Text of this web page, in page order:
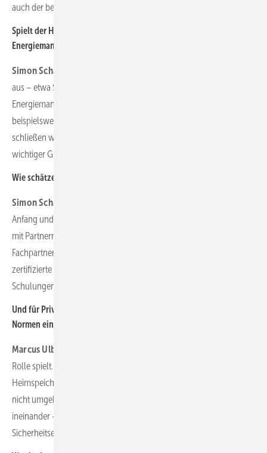
auch der beste Schutzmechanismus nichts mehr verhindern.
Spielt der Hersteller des Wechselrichters oder
Energiemanagementsystems eine Rolle für die Sicherheit?
Simon Schandert:
aus – etwa SMA oder Siemens – und liefern oft das
Energiemanagement gleich mit. Systeme mit hohen Risiken,
beispielsweise aus Ländern mit anderer Datenschutzkultur,
schließen wir bewusst aus. Natürlich ist das keine Garantie, aber ein
wichtiger Grundstein für ein sicheres Gesamtsystem.
Wie schätzen Sie den allgemeinen Reifegrad im Markt ein?
Simon Schandert:
Anfang und haben wenig Know-how bei Cybersecurity. Wir arbeiten
mit Partnern wie dem TÜV Rheinland, schulen unsere eigenen
Fachpartner in unserer Inhouse-Akademie und lassen nur
zertifizierte Installateure an unsere Systeme. Aber der Bedarf an
Schulungen und Sensibilisierung ist noch sehr groß.
Und für Privatanwender? Muss ein Hauseigentümer tief in ISO-
Normen einsteigen?
Marcus Ulbricht:
Rolle spielt. Nutzerfreundliche Sicherheitsvorgaben sind im
Heimspeicherbereich Standard, doch auch der Betreiber darf sie
nicht umgehen oder verwässern. Cybersecurity und Safety greifen
ineinander – am Ende verhindern zugelassene
Sicherheitseinrichtungen, dass ein Worst-Case-Szenario eintritt.